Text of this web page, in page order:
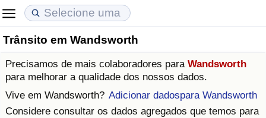
Trânsito em Wandsworth
Precisamos de mais colaboradores para Wandsworth
para melhorar a qualidade dos nossos dados.
Vive em Wandsworth? Adicionar dadospara Wandsworth
Considere consultar os dados agregados que temos para
Custo de Vida
Indicador de Custo de Vida (Atual)
Indicador de Custo de Vida
Preços de Imóveis
Indicador de Preços de Imóveis (Atual)
Indicador de Preços de Imóveis
Qualidade de Vida
Indicador de Qualidade de Vida
Indicador de Qualidade de Vida (Atual)